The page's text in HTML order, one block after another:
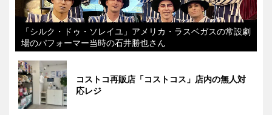
「シルク・ドゥ・ソレイユ」アメリカ・ラスベガスの常設劇
場のパフォーマー当時の石井勝也さん
コストコ再販店「コストコス」店内の無人対
応レジ